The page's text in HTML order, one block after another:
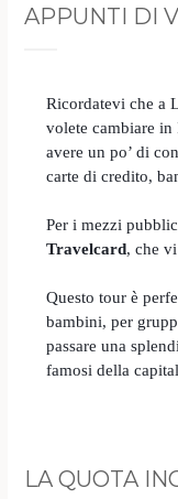
APPUNTI DI
Ricordatevi che a
volete cambiare in
avere un po’ di
carte di credito,
Per i mezzi
Travelcard, che
Questo tour è
bambini, per
passare una
famosi della
LA QUOTA